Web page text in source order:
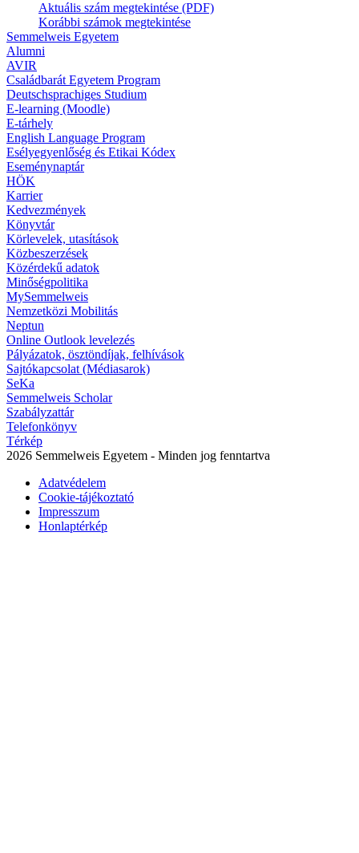
Aktuális szám megtekintése (PDF)
Korábbi számok megtekintése
Semmelweis Egyetem
Alumni
AVIR
Családbarát Egyetem Program
Deutschsprachiges Studium
E-learning (Moodle)
E-tárhely
English Language Program
Esélyegyenlőség és Etikai Kódex
Eseménynaptár
HÖK
Karrier
Kedvezmények
Könyvtár
Körlevelek, utasítások
Közbeszerzések
Közérdekű adatok
Minőségpolitika
MySemmelweis
Nemzetközi Mobilitás
Neptun
Online Outlook levelezés
Pályázatok, ösztöndíjak, felhívások
Sajtókapcsolat (Médiasarok)
SeKa
Semmelweis Scholar
Szabályzattár
Telefonkönyv
Térkép
2026 Semmelweis Egyetem - Minden jog fenntartva
Adatvédelem
Cookie-tájékoztató
Impresszum
Honlaptérkép